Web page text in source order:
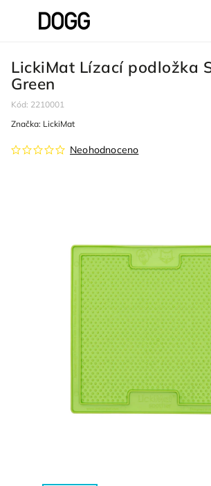
LickiMat Lízací podložka
Green
Kód: 2210001
Neohodnoceno
Značka: LickiMat